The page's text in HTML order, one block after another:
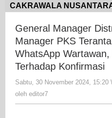
CAKRAWALA
General Manager
Manager PKS
WhatsApp Wartawan,
Terhadap Konfirmasi
Sabtu, 30 November 2024, 15:20
oleh editor7